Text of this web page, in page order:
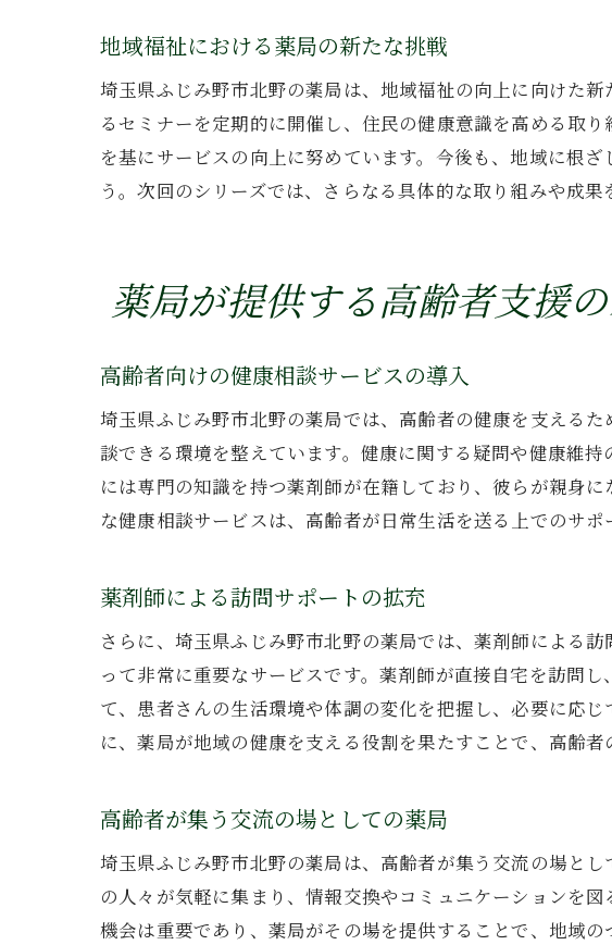
持続可
高齢化社会
高齢化
高齢化
薬局が地域
地域住
薬局が
地域の
持続可
地域福祉における薬局の新たな挑戦
埼玉県ふじみ野市北野の薬局は、地域福祉の向上に向けた
るセミナーを定期的に開催し、住民の健康意識を高める取
を基にサービスの向上に努めています。今後も、地域に根
う。次回のシリーズでは、さらなる具体的な取り組みや成
薬局が提供する高齢者支援
高齢者向けの健康相談サービスの導入
埼玉県ふじみ野市北野の薬局では、高齢者の健康を支える
談できる環境を整えています。健康に関する疑問や健康維
には専門の知識を持つ薬剤師が在籍しており、彼らが親身
な健康相談サービスは、高齢者が日常生活を送る上でのサ
薬剤師による訪問サポートの拡充
さらに、埼玉県ふじみ野市北野の薬局では、薬剤師による
って非常に重要なサービスです。薬剤師が直接自宅を訪問
て、患者さんの生活環境や体調の変化を把握し、必要に応
に、薬局が地域の健康を支える役割を果たすことで、高齢
高齢者が集う交流の場としての薬局
埼玉県ふじみ野市北野の薬局は、高齢者が集う交流の場と
の人々が気軽に集まり、情報交換やコミュニケーションを
機会は重要であり、薬局がその場を提供することで、地域